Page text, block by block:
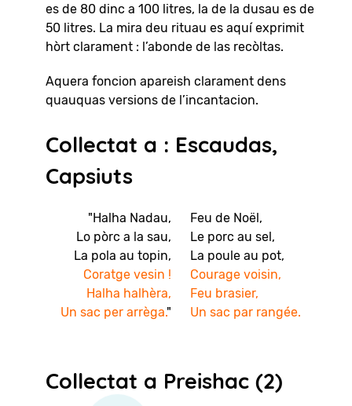
es de 80 dinc a 100 litres, la de la dusau es de
50 litres. La mira deu rituau es aquí exprimit
hòrt clarament : l’abonde de las recòltas.
Aquera foncion apareish clarament dens
quauquas versions de l’incantacion.
Collectat a : Escaudas,
Capsiuts
"Halha Nadau,
Lo pòrc a la sau,
La pola au topin,
Coratge vesin !
Halha halhèra,
Un sac per arrèga."
Feu de Noël,
Le porc au sel,
La poule au pot,
Courage voisin,
Feu brasier,
Un sac par rangée.
Collectat a Preishac (2)